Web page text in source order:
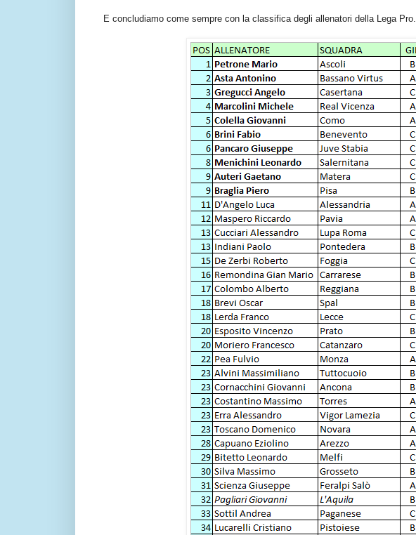
E concludiamo come sempre con la classifica degli allenatori della Lega Pro.